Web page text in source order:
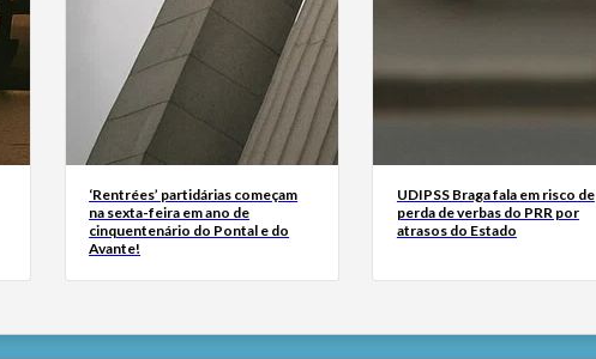
‘Rentrées’ partidárias começam
na sexta-feira em ano de
cinquentenário do Pontal e do
Avante!
UDIPSS Braga fala em risco de
perda de verbas do PRR por
atrasos do Estado